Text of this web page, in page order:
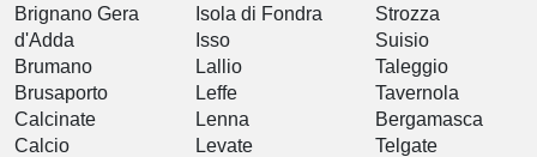
Brignano Gera
d'Adda
Brumano
Brusaporto
Calcinate
Calcio
Isola di Fondra
Isso
Lallio
Leffe
Lenna
Levate
Strozza
Suisio
Taleggio
Tavernola
Bergamasca
Telgate